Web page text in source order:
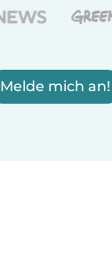
Melde mich an!